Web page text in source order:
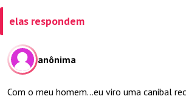
elas respondem
anônima
Com o meu homem…eu viro uma canibal